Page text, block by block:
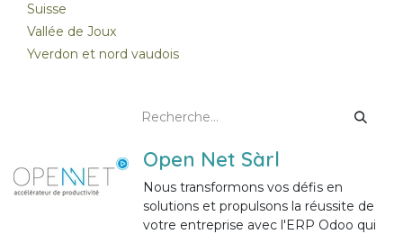
Suisse
Vallée de Joux
Yverdon et nord vaudois
Open Net Sàrl
Nous transformons vos défis en
solutions et propulsons la réussite de
votre entreprise avec l'ERP Odoo qui